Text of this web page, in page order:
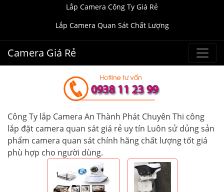
Lắp Camera Công Ty Giá Rẻ
Lắp Camera Quan Sát Chất Lượng
Camera Giá Rẻ
Công Ty lắp Camera An Thành Phát Chuyên Thi công
lắp đặt camera quan sát giá rẻ uy tín Luôn sử dủng sản
phẩm camera quan sát chính hãng chất lượng tốt giá
phù hợp cho người dùng.